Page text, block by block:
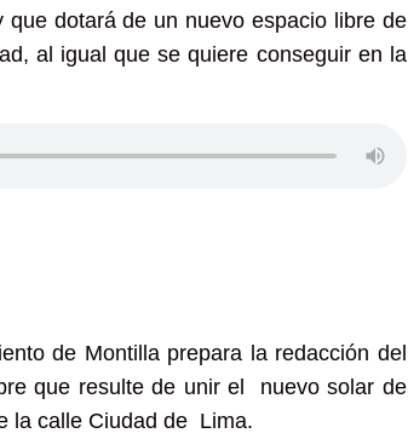
dotará de un nuevo espacio libre de
al igual que se quiere conseguir en la
de Montilla prepara la redacción del
que resulte de unir el nuevo solar de
la calle Ciudad de Lima.